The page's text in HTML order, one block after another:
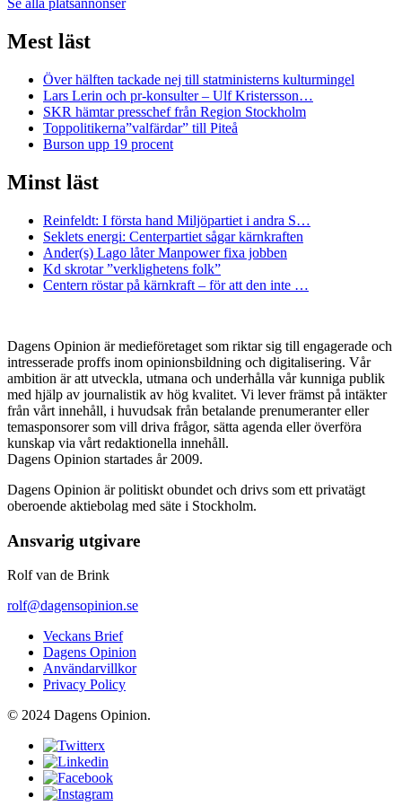
Se alla platsannonser
Mest läst
Över hälften tackade nej till statministerns kulturmingel
Lars Lerin och pr-konsulter – Ulf Kristersson…
SKR hämtar presschef från Region Stockholm
Toppolitikerna”valfärdar” till Piteå
Burson upp 19 procent
Minst läst
Reinfeldt: I första hand Miljöpartiet i andra S…
Seklets energi: Centerpartiet sågar kärnkraften
Ander(s) Lago låter Manpower fixa jobben
Kd skrotar ”verklighetens folk”
Centern röstar på kärnkraft – för att den inte …
Dagens Opinion är medieföretaget som riktar sig till engagerade och
intresserade proffs inom opinionsbildning och digitalisering. Vår
ambition är att utveckla, utmana och underhålla vår kunniga publik
med hjälp av journalistik av hög kvalitet. Vi lever främst på intäkter
från vårt innehåll, i huvudsak från betalande prenumeranter eller
temasponsorer som vill driva frågor, sätta agenda eller överföra
kunskap via vårt redaktionella innehåll.
Dagens Opinion startades år 2009.
Dagens Opinion är politiskt obundet och drivs som ett privatägt
oberoende aktiebolag med säte i Stockholm.
Ansvarig utgivare
Rolf van de Brink
rolf@dagensopinion.se
Veckans Brief
Dagens Opinion
Användarvillkor
Privacy Policy
© 2024 Dagens Opinion.